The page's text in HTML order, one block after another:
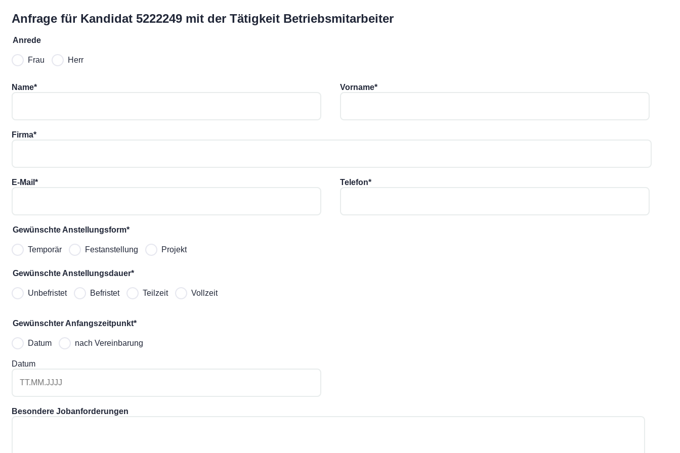
Anfrage für Kandidat 5222249 mit der Tätigkeit Betriebsmitarbeiter
Anrede
Frau Herr
Name* Vorname*
Firma*
E-Mail * Telefon*
Gewünschte Anstellungsform*
Temporär Festanstellung Projekt
Gewünschte Anstellungsdauer*
Unbefristet Befristet Teilzeit Vollzeit
Gewünschter Anfangszeitpunkt*
Datum nach Vereinbarung
Datum
Besondere Jobanforderungen